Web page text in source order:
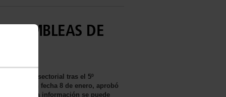
DE
estructura sectorial tras el 5º
con fecha 8 de enero, aprobó
abril (esta información se puede